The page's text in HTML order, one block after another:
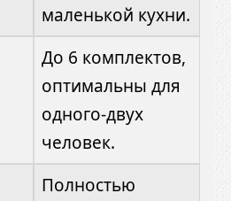
маленькой кухни.
До 6 комплектов,
оптимальны для
одного-двух
человек.
Полностью